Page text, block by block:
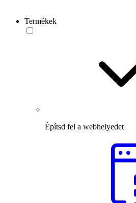
Termékek
Építsd fel a webhelyedet